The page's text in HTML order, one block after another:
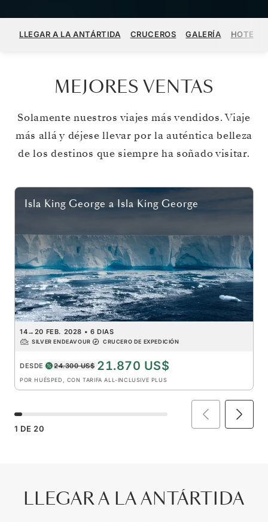
LLEGAR A LA ANTÁRTIDA CRUCEROS GALERÍA HOTEL
MEJORES VENTAS
Solamente nuestros viajes más vendidos. Viaje
más allá y déjese llevar por la auténtica belleza
de los destinos que siempre ha soñado visitar.
Isla King George a Isla King George
14→ 20 FEB. 2028 • 6 DIAS
SILVER ENDEAVOUR CRUCERO DE EXPEDICIÓN
DESDE 24.300 US$ 21.870 US$
POR HUÉSPED, CON TARIFA ALL-INCLUSIVE PLUS
1 DE 20
LLEGAR A LA ANTÁRTIDA